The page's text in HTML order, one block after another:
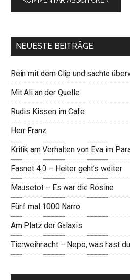
NEUESTE BEITRÄGE
Rein mit dem Clip und sachte
Mit Ali an der Quelle
Rudis Kissen im Cafe
Herr Franz
Kritik am Verhalten von Eva im
Fasnet 4.0 – Heiter geht’s weiter
Mausetot – Es war die Rosine
Fünf mal 1000 Narro
Am Platz der Galaxis
Tierweihnacht – Nepo, was hast